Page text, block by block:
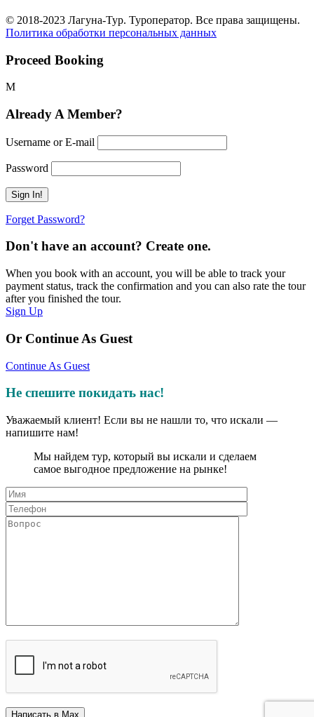
© 2018-2023 Лагуна-Тур. Туроператор. Все права защищены.
Политика обработки персональных данных
Proceed Booking
Already A Member?
Username or E-mail
Password
Forget Password?
Don't have an account? Create one.
When you book with an account, you will be able to track your
payment status, track the confirmation and you can also rate the tour
after you finished the tour.
Sign Up
Or Continue As Guest
Continue As Guest
Не спешите покидать нас!
Уважаемый клиент! Если вы не нашли то, что искали —
напишите нам!
Мы найдем тур, который вы искали и сделаем
самое выгодное предложение на рынке!